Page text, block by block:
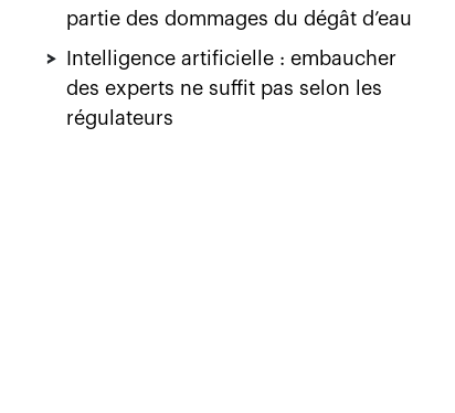
partie des dommages du dégât d’eau
>
Intelligence artificielle : embaucher
des experts ne suffit pas selon les
régulateurs